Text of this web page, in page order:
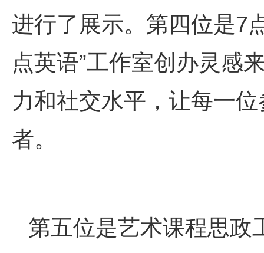
进行了展示。第四位是7
点英语”工作室创办灵感
力和社交水平，让每一
者。
第五位是艺术课程思政